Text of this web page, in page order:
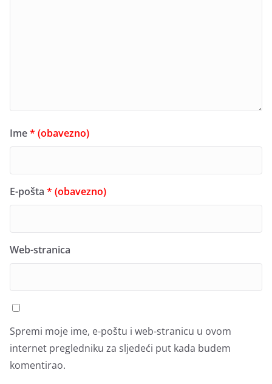
Ime* (obavezno)
E-pošta * (obavezno)
Web-stranica
Spremi moje ime, e-poštu i web-stranicu u ovom
internet pregledniku za sljedeći put kada budem
komentirao.